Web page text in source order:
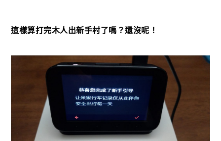
這樣算打完木人出新手村了嗎？還沒呢！